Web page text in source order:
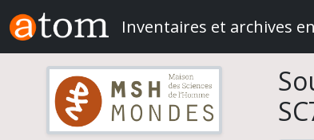
Skip to main content
Inventaires et archives